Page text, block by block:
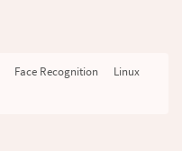
Face Recognition
Linux